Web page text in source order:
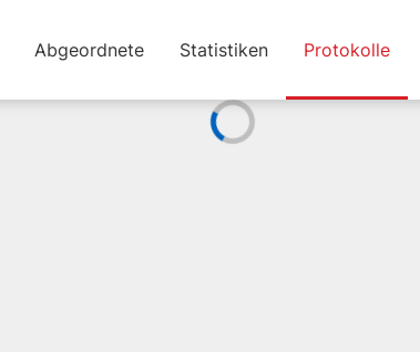
Abgeordnete Statistiken Protokolle